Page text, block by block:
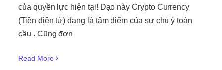
của quyền lực hiện tại! Dạo này Crypto Currency
(Tiền điện tử) đang là tâm điểm của sự chú ý toàn
cầu . Cũng đơn
Read More